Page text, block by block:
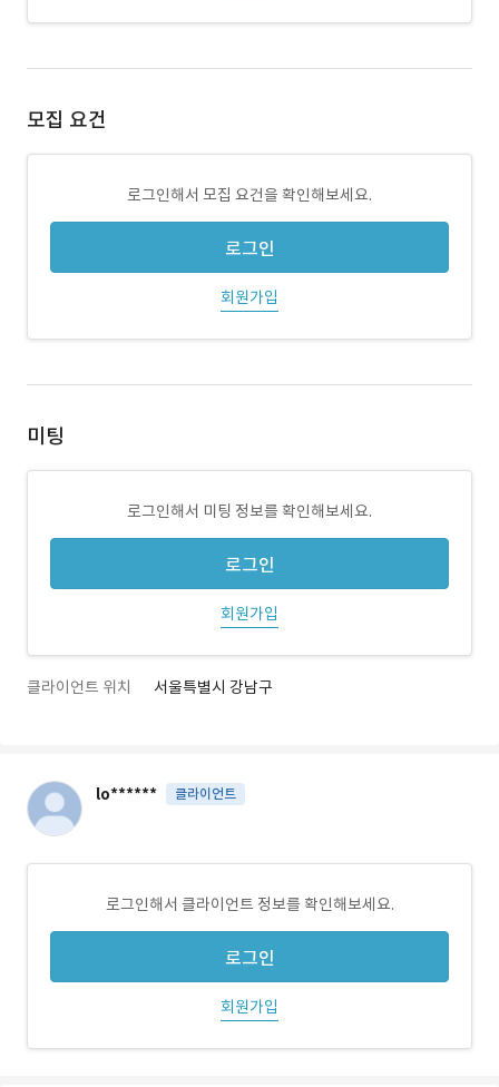
모집 요건
로그인해서 모집 요건을 확인해보세요.
로그인
회원가입
미팅
로그인해서 미팅 정보를 확인해보세요.
로그인
회원가입
클라이언트 위치 서울특별시 강남구
lo****** 클라이언트
로그인해서 클라이언트 정보를 확인해보세요.
로그인
회원가입